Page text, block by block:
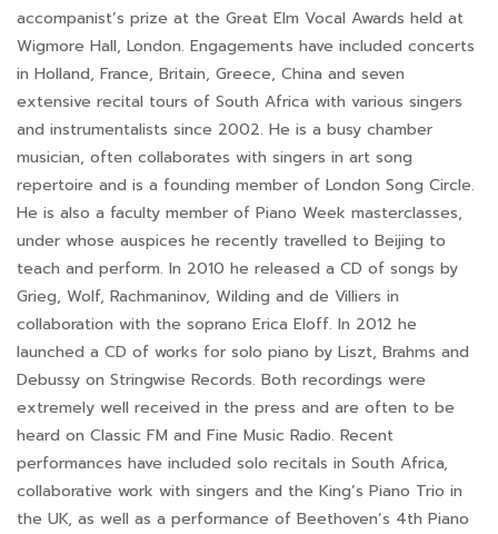
accompanist’s prize at the Great Elm Vocal Awards held at
Wigmore Hall, London. Engagements have included concerts
in Holland, France, Britain, Greece, China and seven
extensive recital tours of South Africa with various singers
and instrumentalists since 2002. He is a busy chamber
musician, often collaborates with singers in art song
repertoire and is a founding member of London Song Circle.
He is also a faculty member of Piano Week masterclasses,
under whose auspices he recently travelled to Beijing to
teach and perform. In 2010 he released a CD of songs by
Grieg, Wolf, Rachmaninov, Wilding and de Villiers in
collaboration with the soprano Erica Eloff. In 2012 he
launched a CD of works for solo piano by Liszt, Brahms and
Debussy on Stringwise Records. Both recordings were
extremely well received in the press and are often to be
heard on Classic FM and Fine Music Radio. Recent
performances have included solo recitals in South Africa,
collaborative work with singers and the King’s Piano Trio in
the UK, as well as a performance of Beethoven’s 4th Piano